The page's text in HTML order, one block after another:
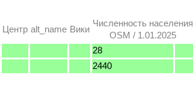
Центр alt_name Вики
Численность населения
OSM / 1.01.2025
28
2440